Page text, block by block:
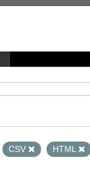
CSV HTML